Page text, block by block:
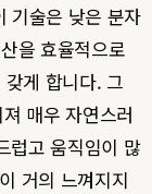
기술은 낮은 분자
을 효율적으로
게 합니다. 그
매우 자연스러
럽고 움직임이 많
거의 느껴지지